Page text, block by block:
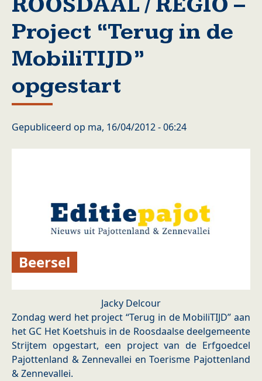
Project “Terug in de
MobiliTIJD”
opgestart
Gepubliceerd op ma, 16/04/2012 - 06:24
Beersel
Jacky Delcour
Zondag werd het project “Terug in de MobiliTIJD” aan
het GC Het Koetshuis in de Roosdaalse deelgemeente
Strijtem opgestart, een project van de Erfgoedcel
Pajottenland & Zennevallei en Toerisme Pajottenland
& Zennevallei.